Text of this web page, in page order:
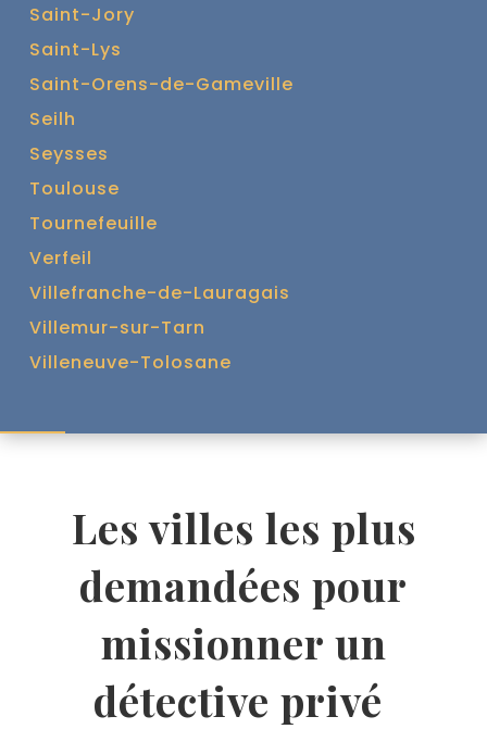
Saint-Jory
Saint-Lys
Saint-Orens-de-Gameville
Seilh
Seysses
Toulouse
Tournefeuille
Verfeil
Villefranche-de-Lauragais
Villemur-sur-Tarn
Villeneuve-Tolosane
Les villes les plus
demandées pour
missionner un
détective privé